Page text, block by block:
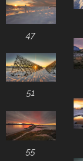
47
51
55